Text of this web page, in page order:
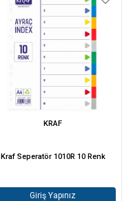
KRAF
Kraf Seperatör 1010R 10 Renk
Giriş Yapınız